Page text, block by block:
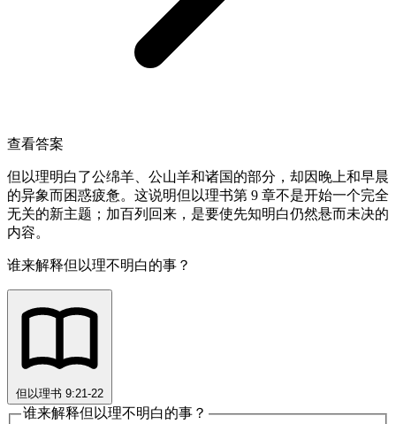
查看答案
但以理明白了公绵羊、公山羊和诸国的部分，却因晚上和早晨
的异象而困惑疲惫。这说明但以理书第 9 章不是开始一个完全
无关的新主题；加百列回来，是要使先知明白仍然悬而未决的
内容。
谁来解释但以理不明白的事？
但以理书 9:21-22
谁来解释但以理不明白的事？